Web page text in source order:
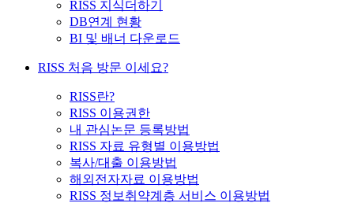
RISS 지식더하기
DB연계 현황
BI 및 배너 다운로드
RISS 처음 방문 이세요?
RISS란?
RISS 이용권한
내 관심논문 등록방법
RISS 자료 유형별 이용방법
복사/대출 이용방법
해외전자자료 이용방법
RISS 정보취약계층 서비스 이용방법